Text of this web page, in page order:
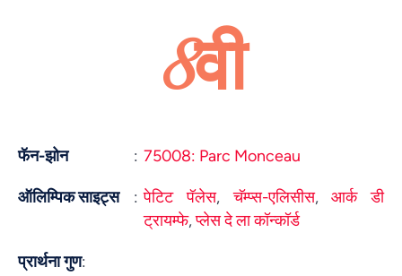
8वी
फॅन-झोन : 75008: Parc Monceau
ऑलिम्पिक साइट्स : पेटिट पॅलेस,चॅम्प्स-एलिसीस,आर्क डी
ट्रायम्फे,प्लेस दे ला कॉन्कॉर्ड
प्रार्थना गुण: